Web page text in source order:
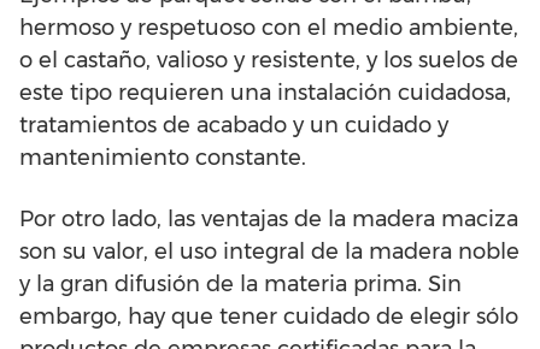
hermoso y respetuoso con el medio ambiente,
o el castaño, valioso y resistente, y los suelos de
este tipo requieren una instalación cuidadosa,
tratamientos de acabado y un cuidado y
mantenimiento constante.
Por otro lado, las ventajas de la madera maciza
son su valor, el uso integral de la madera noble
y la gran difusión de la materia prima. Sin
embargo, hay que tener cuidado de elegir sólo